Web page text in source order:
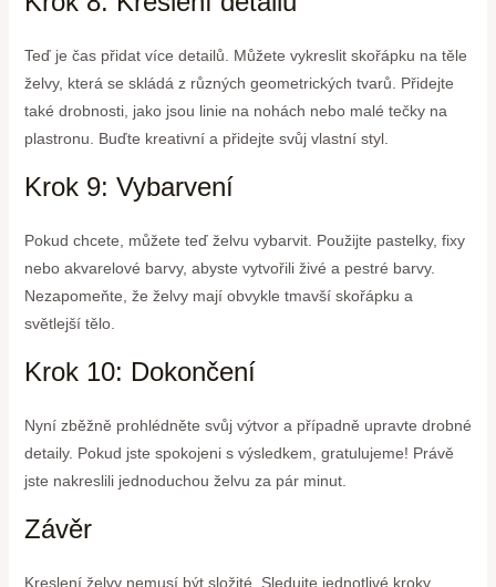
Teď je čas přidat více detailů. Můžete vykreslit skořápku na těle
želvy, která se skládá z různých geometrických tvarů. Přidejte
také drobnosti, jako jsou linie na nohách nebo malé tečky na
plastronu. Buďte kreativní a přidejte svůj vlastní styl.
Krok 9: Vybarvení
Pokud chcete, můžete teď želvu vybarvit. Použijte pastelky, fixy
nebo akvarelové barvy, abyste vytvořili živé a pestré barvy.
Nezapomeňte, že želvy mají obvykle tmavší skořápku a
světlejší tělo.
Krok 10: Dokončení
Nyní zběžně prohlédněte svůj výtvor a případně upravte drobné
detaily. Pokud jste spokojeni s výsledkem, gratulujeme! Právě
jste nakreslili jednoduchou želvu za pár minut.
Závěr
Kreslení želvy nemusí být složité. Sledujte jednotlivé kroky,